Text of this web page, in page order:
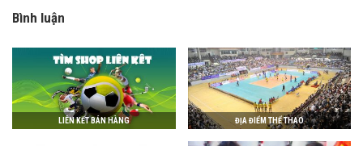
Bình luận
LIÊN KẾT BÁN HÀNG ĐỊA ĐIỂM THỂ THAO